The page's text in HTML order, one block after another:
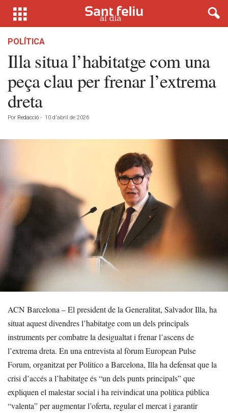
POLÍTICA
Illa situa l’habitatge com una
peça clau per frenar l’extrema
dreta
Por Redacció - 10 d'abril de 2026
ACN Barcelona – El president de la Generalitat, Salvador Illa, ha
situat aquest divendres l’habitatge com un dels principals
instruments per combatre la desigualtat i frenar l’ascens de
l’extrema dreta. En una entrevista al fòrum European Pulse
Forum, organitzat per Politico a Barcelona, Illa ha defensat que la
crisi d’accés a l’habitatge és “un dels punts principals” que
expliquen el malestar social i ha reivindicat una política pública
“valenta” per augmentar l’oferta, regular el mercat i garantir